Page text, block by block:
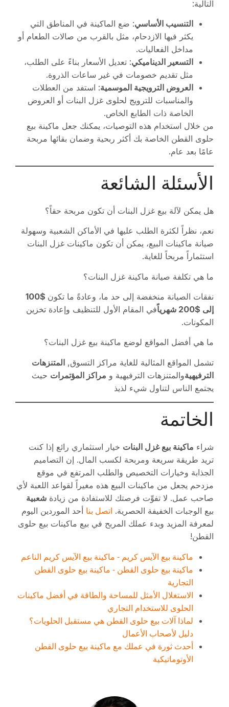
التالية:
التنسيب الأساسي: ضع الماكينة في المناطق التي
يكثر فيها الازدحام، مثل بالقرب من صالات الطعام أو
مداخل الفعاليات.
التسعير الديناميكي: تعديل الأسعار بناءً على الطلب،
مثل تقديم خصومات في غير ساعات الذروة.
العروض الترويجية الموسمية: استفد من العطلات
والمناسبات للترويج لحلوى غزل البنات أو العروض
الخاصة ذات الطابع الخاص.
من خلال استخدام هذه التوصيات، يمكنك جعل ماكينة بيع
حلوى القطن الخاصة بك أكثر ربحية وضمان بقائها مربحة
عامًا بعد عام.
الأسئلة الشائعة
هل يمكن لآلة بيع غزل البنات أن تكون مربحة حقاً؟
نعم، نظراً لكثرة الطلب عليها في الأماكن الشعبية وسهولة
صيانة ماكينات البيع، يمكن أن تكون ماكينات غزل البنات
استثماراً مربحاً للغاية.
ما هي تكلفة صيانة ماكينة غزل البنات؟
نفقات الصيانة منخفضة إلى حد ما، وعادةً ما تكون
$100
إلى $200 شهرياً
في المقام الأول للتنظيف وإعادة تخزين
المكونات.
ما هي أفضل المواقع لوضع ماكينة بيع غزل البنات؟
تشمل المواقع المثالية للغاية مراكز التسوق, المتنزهات
الترفيهيةوالمتنزهات الترفيهية و مراكز المؤتمرات حيث
يجتمع الناس لتناول شيء لذيذ
الخاتمة
شراء ماكينة بيع غزل البنات خيار استثماري رائع إذا كنت
تريد طريقة سريعة ومربحة لكسب المال. إن التصاميم
الجذابة وخيارات التخصيص والطلب المرتفع في موقع
مزدحم يجعل من ماكينات البيع هذه مغيراً لقواعد اللعبة لأي
صاحب عمل. لا تفوِّت فرصتك للاستفادة من زيادة شعبية
بيع الوجبات الخفيفة الحصرية. اتصل بنا أحد الموردين اليوم
لمعرفة المزيد وبدء عملك المربح في بيع ماكينات بيع حلوى
القطن!
ماكينة بيع الآيس كريم - ماكينة بيع الآيس كريم الناعم
ماكينة بيع حلوى القطن - ماكينة بيع حلوى القطن
التجارية
الاستغلال الأمثل للمساحة والطاقة في أفضل ماكينات
الحلوى للاستخدام التجاري
لماذا آلات بيع حلوى القطن هي مستقبل الحلويات؟
دليل لأصحاب الأعمال
أحدث ثورة في عملك مع ماكينة بيع حلوى القطن
الأوتوماتيكية